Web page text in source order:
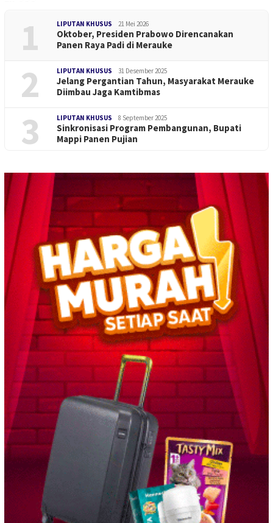
1 LIPUTAN KHUSUS 21 Mei 2026
Oktober, Presiden Prabowo Direncanakan
Panen Raya Padi di Merauke
2 LIPUTAN KHUSUS 31 Desember 2025
Jelang Pergantian Tahun, Masyarakat Merauke
Diimbau Jaga Kamtibmas
3 LIPUTAN KHUSUS 8 September 2025
Sinkronisasi Program Pembangunan, Bupati
Mappi Panen Pujian